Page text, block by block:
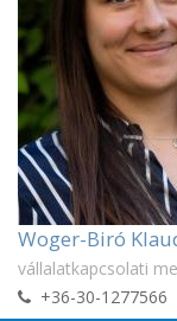
Woger-Biró
vállalatkapcsolati
+36-30-1277566